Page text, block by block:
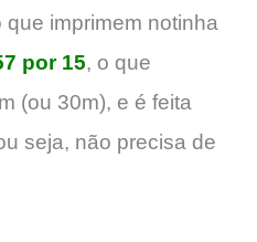
imprimem notinha
por 15, o que
(ou 30m), e é feita
seja, não precisa de